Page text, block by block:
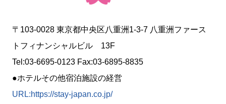
〒103-0028 東京都中央区八重洲1-3-7 八重洲ファース
トフィナンシャルビル 13F
Tel:03-6695-0123 Fax:03-6895-8835
●ホテルその他宿泊施設の経営
URL:https://stay-japan.co.jp/